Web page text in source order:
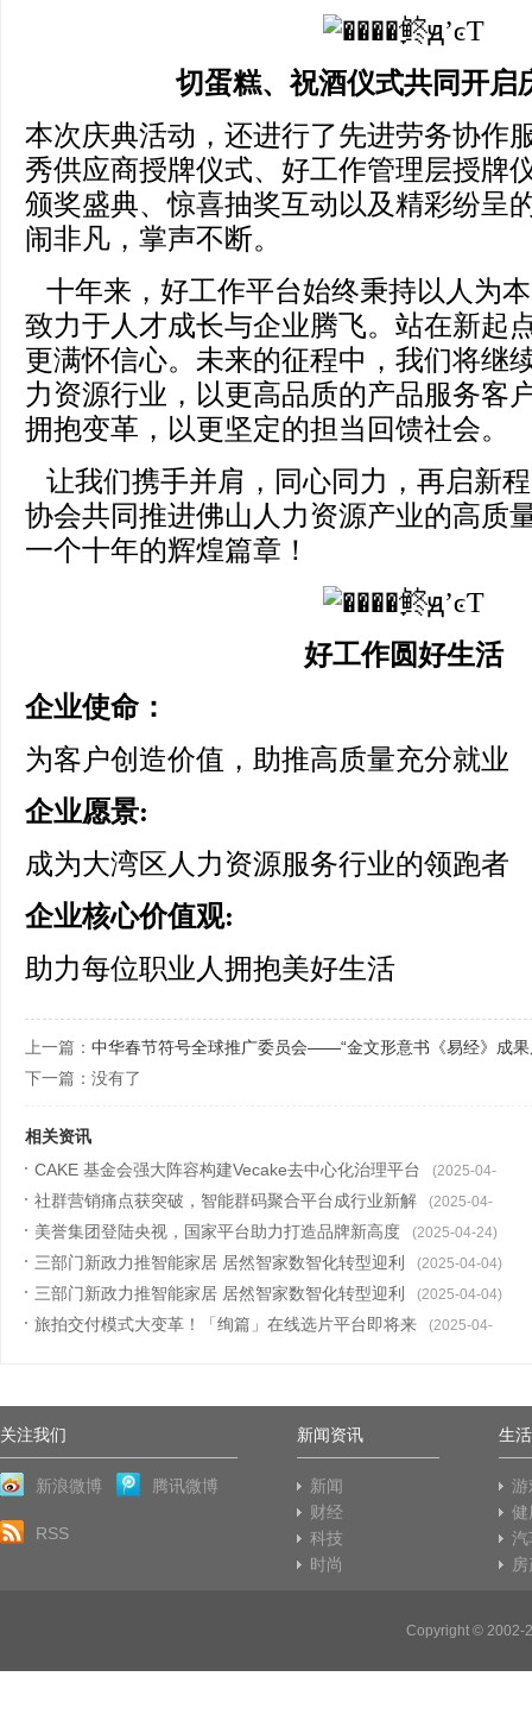
切蛋糕、祝酒仪式共同开启
本次庆典活动，还进行了先进劳务协作
秀供应商授牌仪式、好工作管理层授牌
颁奖盛典、惊喜抽奖互动以及精彩纷呈
闹非凡，掌声不断。
十年来，好工作平台始终秉持以人为
致力于人才成长与企业腾飞。站在新起
更满怀信心。未来的征程中，我们将继
力资源行业，以更高品质的产品服务客
拥抱变革，以更坚定的担当回馈社会。
让我们携手并肩，同心同力，再启新
协会共同推进佛山人力资源产业的高质
一个十年的辉煌篇章！
好工作圆好生活
企业使命：
为客户创造价值，助推高质量充分就业
企业愿景:
成为大湾区人力资源服务行业的领跑者
企业核心价值观:
助力每位职业人拥抱美好生活
上一篇： 中华春节符号全球推广委员会——“金文形意书《易经》成果
下一篇：没有了
相关资讯
CAKE 基金会强大阵容构建Vecake去中心化治理平台
(2025-04-
30)
社群营销痛点获突破，智能群码聚合平台成行业新解 (2025-04-
27)
美誉集团登陆央视，国家平台助力打造品牌新高度 (2025-04-24)
三部门新政力推智能家居 居然智家数智化转型迎利 (2025-04-04)
三部门新政力推智能家居 居然智家数智化转型迎利 (2025-04-04)
旅拍交付模式大变革！「绚篇」在线选片平台即将来 (2025-04-
关注我们
新浪微博 腾讯微博
RSS
新闻资讯
新闻
财经
科技
时尚
生
游
健
汽
Copyright © 2002-